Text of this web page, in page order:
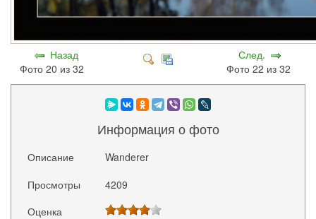
Назад
Фото 20 из 32
След.
Фото 22 из 32
Информация о фото
Описание
Wanderer
Просмотры
4209
Оценка